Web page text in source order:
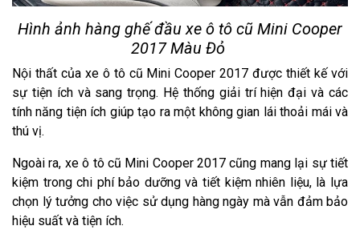
Hình ảnh hàng ghế đầu xe ô tô cũ Mini Cooper
2017 Màu Đỏ
Nội thất của xe ô tô cũ Mini Cooper 2017 được thiết kế với
sự tiện ích và sang trọng. Hệ thống giải trí hiện đại và các
tính năng tiện ích giúp tạo ra một không gian lái thoải mái và
thú vị.
Ngoài ra, xe ô tô cũ Mini Cooper 2017 cũng mang lại sự tiết
kiệm trong chi phí bảo dưỡng và tiết kiệm nhiên liệu, là lựa
chọn lý tưởng cho việc sử dụng hàng ngày mà vẫn đảm bảo
hiệu suất và tiện ích.